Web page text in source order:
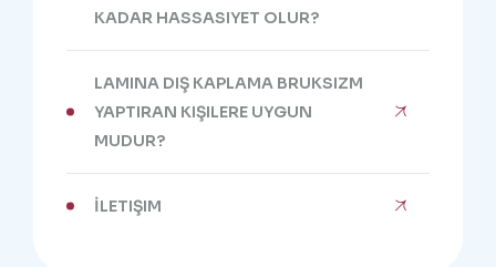
KADAR HASSASIYET OLUR?
LAMINA DIŞ KAPLAMA BRUKSIZM
YAPTIRAN KIŞILERE UYGUN
MUDUR?
İLETIŞIM